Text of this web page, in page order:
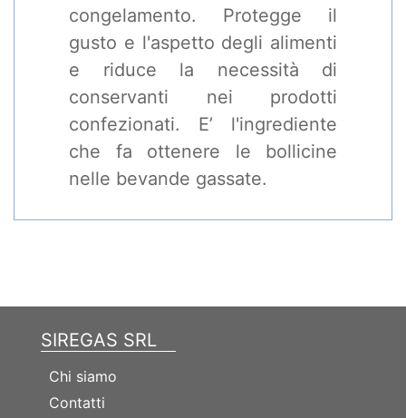
congelamento. Protegge il
gusto e l'aspetto degli alimenti
e riduce la necessità di
conservanti nei prodotti
confezionati. E’ l'ingrediente
che fa ottenere le bollicine
nelle bevande gassate.
SIREGAS SRL
Chi siamo
Contatti